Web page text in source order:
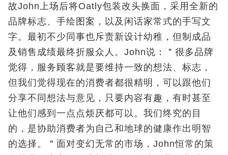
故John上场后将Oatly包装改头换面，采用全新的
品牌标志、手绘图案，以及闲话家常式的手写文
字。最初不少同事也斥责新设计幼稚，但制成品
及销售成绩最终折服众人。John说：＂很多品牌
觉得，服务顾客就是要维持一致的想法、标志，
但我们觉得现在的消费者都很精明，可以跟他们
分享不同想法与意见，只要内容有趣，有时甚至
让他们感到一点点烦厌都可以。我们终究的目
的，是协助消费者为自己和地球的健康作出明智
的选择。＂面对变幻无常的市场，John恒常的策